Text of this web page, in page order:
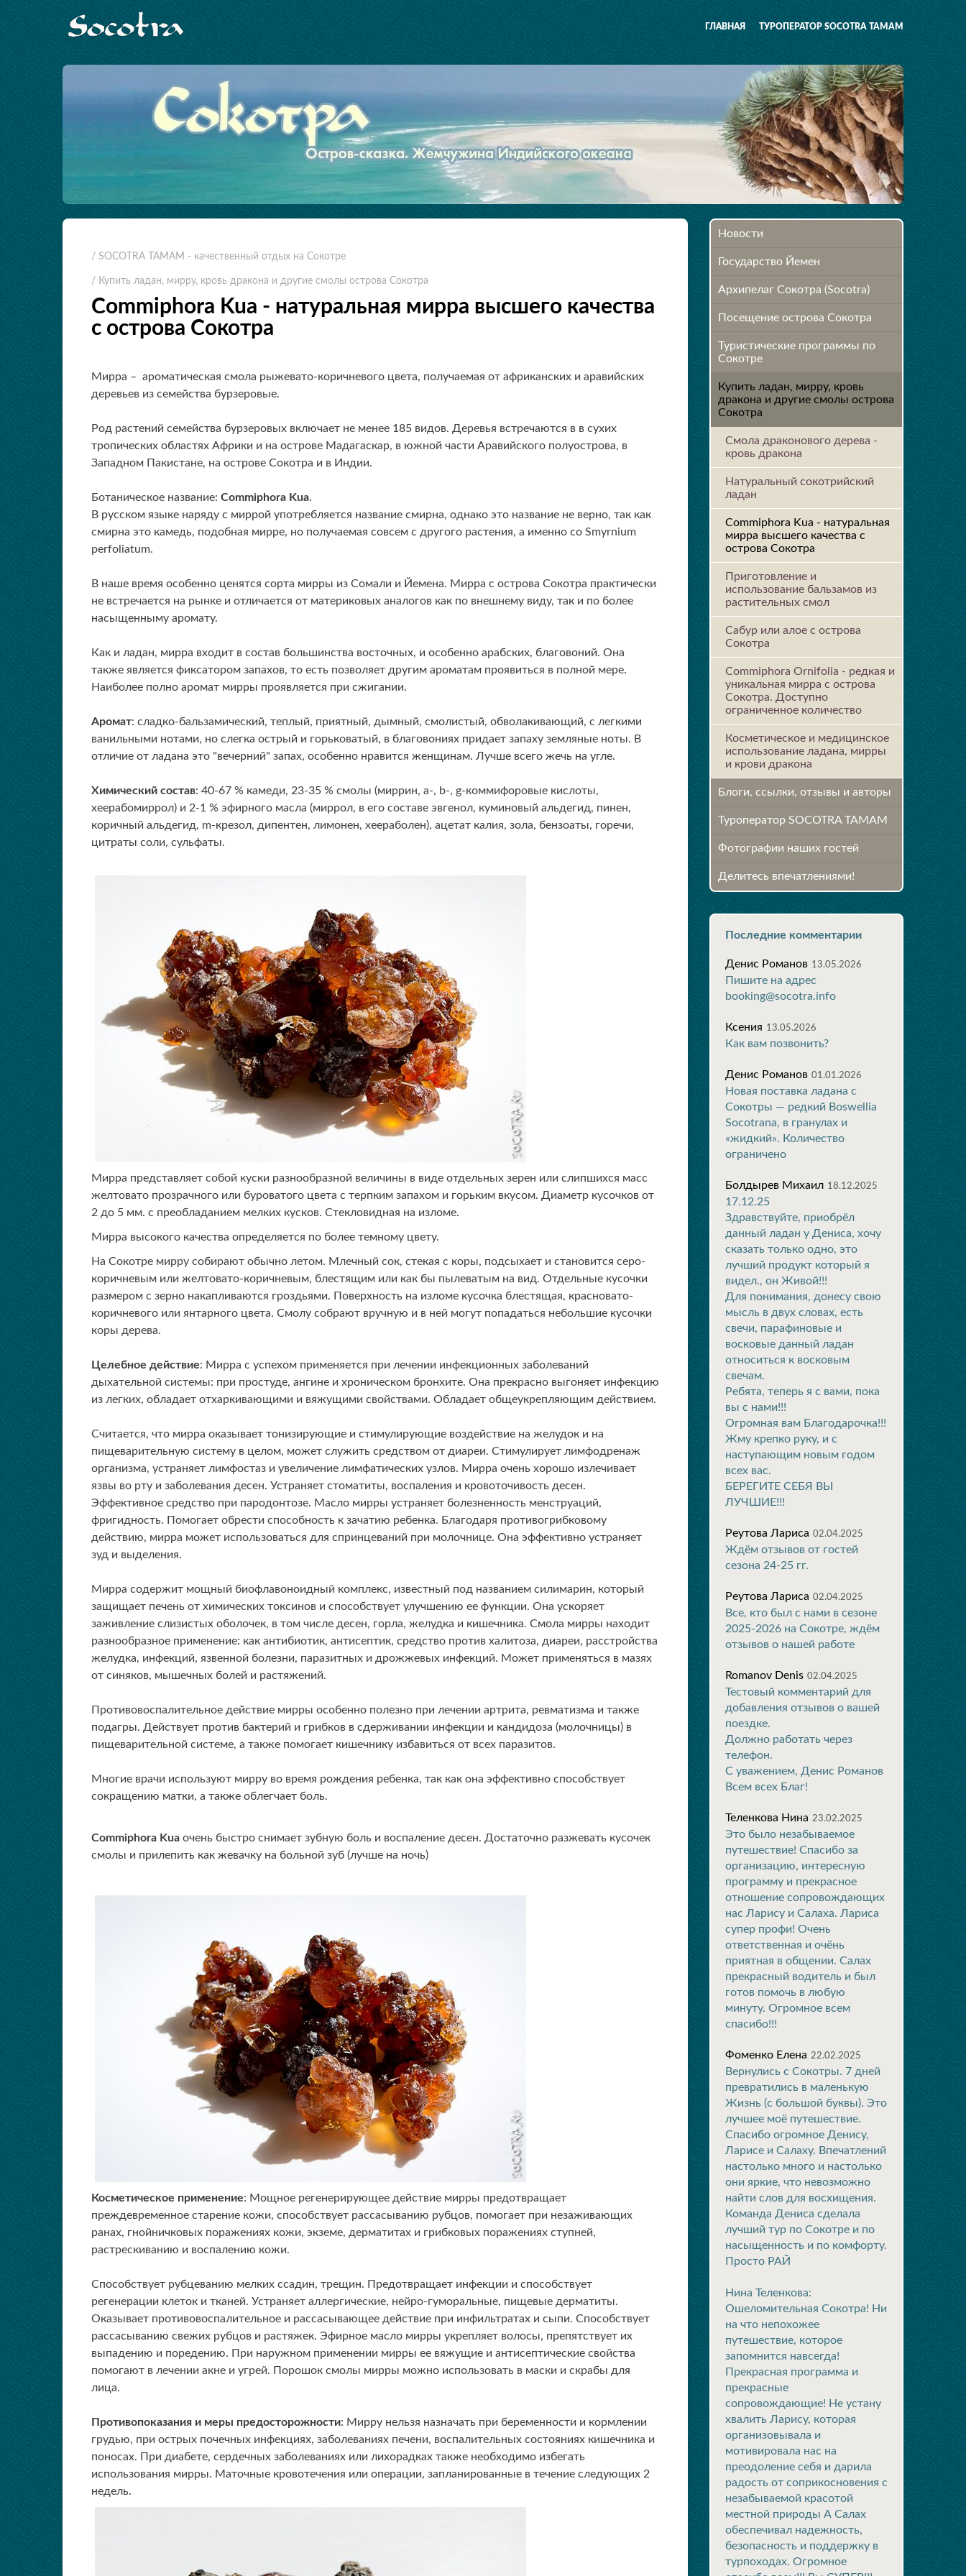
ГЛАВНАЯ ТУРОПЕРАТОР SOCOTRA TAMAM
/ SOCOTRA TAMAM - качественный отдых на Сокотре
/ Купить ладан, мирру, кровь дракона и другие смолы острова Сокотра
Commiphora Kua - натуральная мирра высшего качества
с острова Сокотра
Мирра – ароматическая смола рыжевато-коричневого цвета, получаемая от африканских и аравийских
деревьев из семейства бурзеровые.
Род растений семейства бурзеровых включает не менее 185 видов. Деревья встречаются в в сухих
тропических областях Африки и на острове Мадагаскар, в южной части Аравийского полуострова, в
Западном Пакистане, на острове Сокотра и в Индии.
Ботаническое название: Commiphora Kua.
В русском языке наряду с миррой употребляется название смирна, однако это название не верно, так как
смирна это камедь, подобная мирре, но получаемая совсем с другого растения, а именно со Smyrnium
perfoliatum.
В наше время особенно ценятся сорта мирры из Сомали и Йемена. Мирра с острова Сокотра практически
не встречается на рынке и отличается от материковых аналогов как по внешнему виду, так и по более
насыщенныму аромату.
Как и ладан, мирра входит в состав большинства восточных, и особенно арабских, благовоний. Она
также является фиксатором запахов, то есть позволяет другим ароматам проявиться в полной мере.
Наиболее полно аромат мирры проявляется при сжигании.
Аромат: сладко-бальзамический, теплый, приятный, дымный, смолистый, обволакивающий, с легкими
ванильными нотами, но слегка острый и горьковатый, в благовониях придает запаху земляные ноты. В
отличие от ладана это "вечерний" запах, особенно нравится женщинам. Лучше всего жечь на угле.
Химический состав: 40-67 % камеди, 23-35 % смолы (миррин, a-, b-, g-коммифоровые кислоты,
хеерабомиррол) и 2-1 % эфирного масла (миррол, в его составе эвгенол, куминовый альдегид, пинен,
коричный альдегид, m-крезол, дипентен, лимонен, хеераболен), ацетат калия, зола, бензоаты, горечи,
цитраты соли, сульфаты.
Мирра представляет собой куски разнообразной величины в виде отдельных зерен или слипшихся масс
желтовато прозрачного или буроватого цвета с терпким запахом и горьким вкусом. Диаметр кусочков от
2 до 5 мм. с преобладанием мелких кусков. Стекловидная на изломе.
Мирра высокого качества определяется по более темному цвету.
На Сокотре мирру собирают обычно летом. Млечный сок, стекая с коры, подсыхает и становится серо-
коричневым или желтовато-коричневым, блестящим или как бы пылеватым на вид. Отдельные кусочки
размером с зерно накапливаются гроздьями. Поверхность на изломе кусочка блестящая, красновато-
коричневого или янтарного цвета. Смолу собрают вручную и в ней могут попадаться небольшие кусочки
коры дерева.
Целебное действие: Мирра с успехом применяется при лечении инфекционных заболеваний
дыхательной системы: при простуде, ангине и хроническом бронхите. Она прекрасно выгоняет инфекцию
из легких, обладает отхаркивающими и вяжущими свойствами. Обладает общеукрепляющим действием.
Считается, что мирра оказывает тонизирующие и стимулирующие воздействие на желудок и на
пищеварительную систему в целом, может служить средством от диареи. Стимулирует лимфодренаж
организма, устраняет лимфостаз и увеличение лимфатических узлов. Мирра очень хорошо излечивает
язвы во рту и заболевания десен. Устраняет стоматиты, воспаления и кровоточивость десен.
Эффективное средство при пародонтозе. Масло мирры устраняет болезненность менструаций,
фригидность. Помогает обрести способность к зачатию ребенка. Благодаря противогрибковому
действию, мирра может использоваться для спринцеваний при молочнице. Она эффективно устраняет
зуд и выделения.
Мирра содержит мощный биофлавоноидный комплекс, известный под названием силимарин, который
защищает печень от химических токсинов и способствует улучшению ее функции. Она ускоряет
заживление слизистых оболочек, в том числе десен, горла, желудка и кишечника. Смола мирры находит
разнообразное применение: как антибиотик, антисептик, средство против халитоза, диареи, расстройства
желудка, инфекций, язвенной болезни, паразитных и дрожжевых инфекций. Может применяться в мазях
от синяков, мышечных болей и растяжений.
Противовоспалительное действие мирры особенно полезно при лечении артрита, ревматизма и также
подагры. Действует против бактерий и грибков в сдерживании инфекции и кандидоза (молочницы) в
пищеварительной системе, а также помогает кишечнику избавиться от всех паразитов.
Многие врачи используют мирру во время рождения ребенка, так как она эффективно способствует
сокращению матки, а также облегчает боль.
Commiphora Kua очень быстро снимает зубную боль и воспаление десен. Достаточно разжевать кусочек
смолы и прилепить как жевачку на больной зуб (лучше на ночь)
Косметическое применение: Мощное регенерирующее действие мирры предотвращает
преждевременное старение кожи, способствует рассасыванию рубцов, помогает при незаживающих
ранах, гнойничковых поражениях кожи, экземе, дерматитах и грибковых поражениях ступней,
растрескиванию и воспалению кожи.
Способствует рубцеванию мелких ссадин, трещин. Предотвращает инфекции и способствует
регенерации клеток и тканей. Устраняет аллергические, нейро-гуморальные, пищевые дерматиты.
Оказывает противовоспалительное и рассасывающее действие при инфильтратах и сыпи. Способствует
рассасыванию свежих рубцов и растяжек. Эфирное масло мирры укрепляет волосы, препятствует их
выпадению и поредению. При наружном применении мирры ее вяжущие и антисептические свойства
помогают в лечении акне и угрей. Порошок смолы мирры можно использовать в маски и скрабы для
лица.
Противопоказания и меры предосторожности: Мирру нельзя назначать при беременности и кормлении
грудью, при острых почечных инфекциях, заболеваниях печени, воспалительных состояниях кишечника и
поносах. При диабете, сердечных заболеваниях или лихорадках также необходимо избегать
использования мирры. Маточные кровотечения или операции, запланированные в течение следующих 2
недель.
Новости
Государство Йемен
Архипелаг Сокотра (Socotra)
Посещение острова Cокотра
Туристические программы по
Сокотре
Купить ладан, мирру, кровь
дракона и другие смолы острова
Сокотра
Смола драконового дерева -
кровь дракона
Натуральный сокотрийский
ладан
Commiphora Kua - натуральная
мирра высшего качества с
острова Сокотра
Приготовление и
использование бальзамов из
растительных смол
Сабур или алое с острова
Сокотра
Commiphora Ornifolia - редкая и
уникальная мирра с острова
Сокотра. Доступно
ограниченное количество
Косметическое и медицинское
использование ладана, мирры
и крови дракона
Блоги, ссылки, отзывы и авторы
Туроператор SOCOTRA TAMAM
Фотографии наших гостей
Делитесь впечатлениями!
Последние комментарии
Денис Романов 13.05.2026
Пишите на адрес
booking@socotra.info
Ксения 13.05.2026
Как вам позвонить?
Денис Романов 01.01.2026
Новая поставка ладана с
Сокотры — редкий Boswellia
Socotrana, в гранулах и
«жидкий». Количество
ограничено
Болдырев Михаил 18.12.2025
17.12.25
Здравствуйте, приобрёл
данный ладан у Дениса, хочу
сказать только одно, это
лучший продукт который я
видел., он Живой!!!
Для понимания, донесу свою
мысль в двух словах, есть
свечи, парафиновые и
восковые данный ладан
относиться к восковым
свечам.
Ребята, теперь я с вами, пока
вы с нами!!!
Огромная вам Благодарочка!!!
Жму крепко руку, и с
наступающим новым годом
всех вас.
БЕРЕГИТЕ СЕБЯ ВЫ
ЛУЧШИЕ!!!
Реутова Лариса 02.04.2025
Ждём отзывов от гостей
сезона 24-25 гг.
Реутова Лариса 02.04.2025
Все, кто был с нами в сезоне
2025-2026 на Сокотре, ждём
отзывов о нашей работе
Romanov Denis 02.04.2025
Тестовый комментарий для
добавления отзывов о вашей
поездке.
Должно работать через
телефон.
С уважением, Денис Романов
Всем всех Благ!
Теленкова Нина 23.02.2025
Это было незабываемое
путешествие! Спасибо за
организацию, интересную
программу и прекрасное
отношение сопровождающих
нас Ларису и Салаха. Лариса
супер профи! Очень
ответственная и очёнь
приятная в общении. Салах
прекрасный водитель и был
готов помочь в любую
минуту. Огромное всем
спасибо!!!
Фоменко Елена 22.02.2025
Вернулись с Сокотры. 7 дней
превратились в маленькую
Жизнь (с большой буквы). Это
лучшее моё путешествие.
Спасибо огромное Денису,
Ларисе и Салаху. Впечатлений
настолько много и настолько
они яркие, что невозможно
найти слов для восхищения.
Команда Дениса сделала
лучший тур по Сокотре и по
насыщенность и по комфорту.
Просто РАЙ
Нина Теленкова:
Ошеломительная Сокотра! Ни
на что непохожее
путешествие, которое
запомнится навсегда!
Прекрасная программа и
прекрасные
сопровождающие! Не устану
хвалить Ларису, которая
организовывала и
мотивировала нас на
преодоление себя и дарила
радость от соприкосновения с
незабываемой красотой
местной природы А Салах
обеспечивал надежность,
безопасность и поддержку в
турпоходах. Огромное